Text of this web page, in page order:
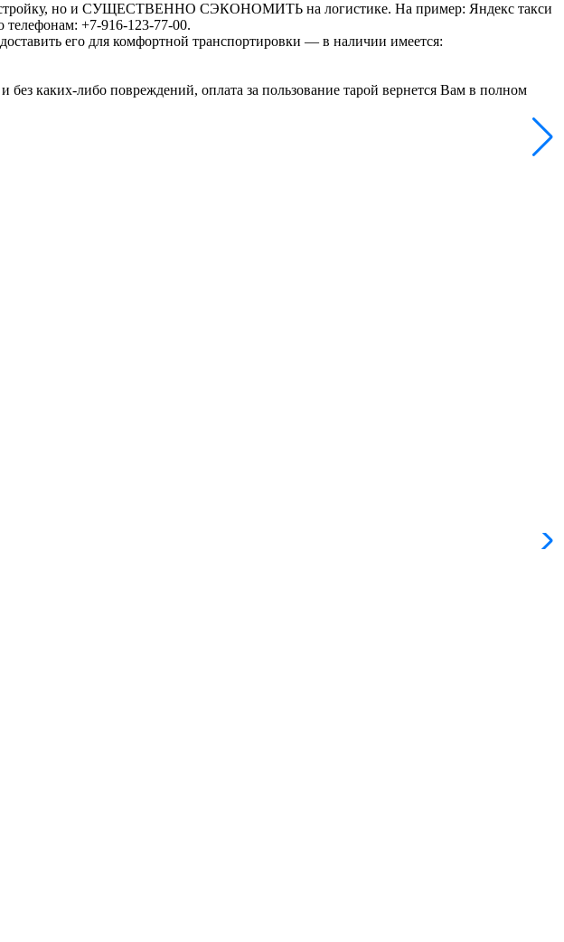
стройку, но и СУЩЕСТВЕННО СЭКОНОМИТЬ на логистике. На пример: Яндекс такси
телефонам: +7-916-123-77-00.
его для комфортной транспортировки — в наличии имеется:
каких-либо повреждений, оплата за пользование тарой вернется Вам в полном